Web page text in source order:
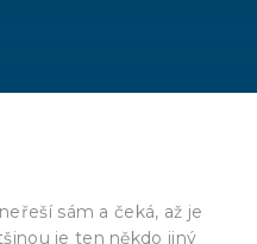
sám a čeká, až je
je ten někdo jiný